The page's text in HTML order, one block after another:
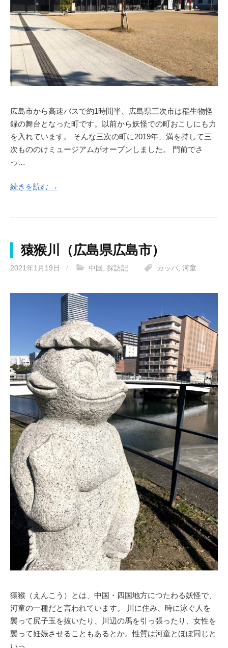
広島市から高速バスで約1時間半、広島県三次市は稲生物怪
録の舞台となった町です。以前から妖怪での町おこしにも力
を入れています。 そんな三次の町に2019年、満を持して三
次もののけミュージアムがオープンしました。 門前でさ
っ…
続きを読む →
猿猴川（広島県広島市）
2021年1月19日 / 中国 探訪記 カッパ 河童
猿猴（えんこう）とは、中国・四国地方につたわる妖怪で、
河童の一種だと言われています。 川に住み、時に泳ぐ人を
襲って尻子玉を抜いたり、川辺の馬を引っ張ったり、女性を
襲って妊娠させることもあるとか。性質は河童とほぼ同じと